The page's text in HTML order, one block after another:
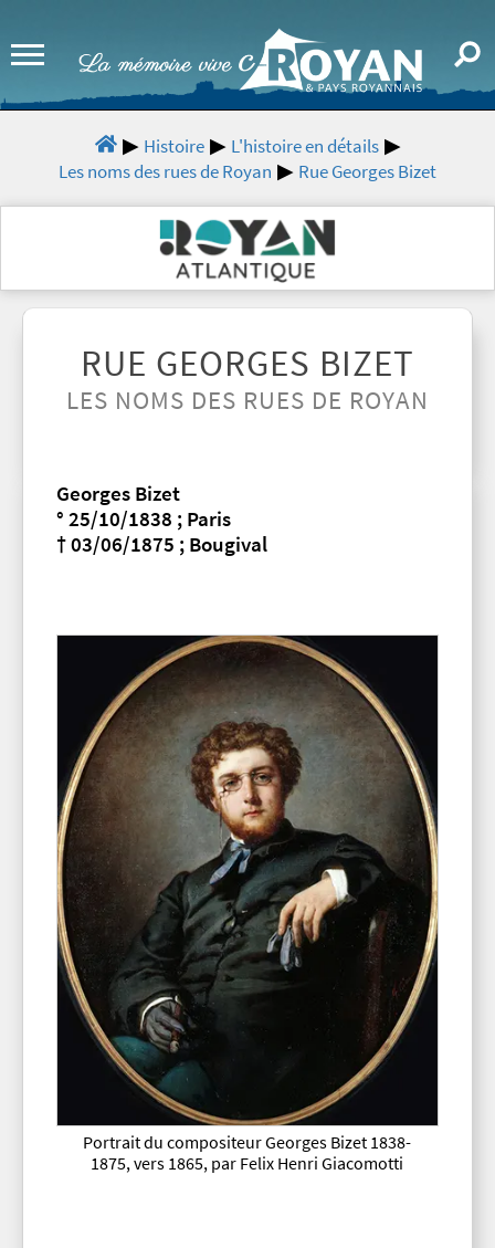
Histoire
L'histoire en détails
Les noms des rues de Royan
Rue Georges Bizet
RUE GEORGES BIZET
LES NOMS DES RUES DE ROYAN
Georges Bizet
° 25/10/1838 ; Paris
† 03/06/1875 ; Bougival
Portrait du compositeur Georges Bizet 1838-
1875, vers 1865, par Felix Henri Giacomotti